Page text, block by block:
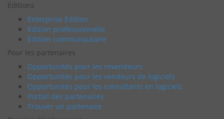
Éditions
Enterprise Edition
Edition professionnelle
Édition communautaire
Pour les partenaires
Opportunités pour les revendeurs
Opportunités pour les vendeurs de logiciels
Opportunités pour les consultants en logiciels
Portail des partenaires
Trouver un partenaire